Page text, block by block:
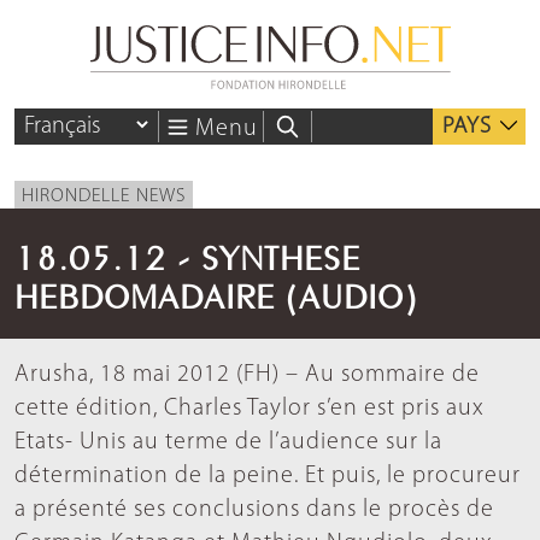
Menu PAYS
HIRONDELLE NEWS
18.05.12 - SYNTHESE
HEBDOMADAIRE (AUDIO)
Arusha, 18 mai 2012 (FH) – Au sommaire de
cette édition, Charles Taylor s’en est pris aux
Etats- Unis au terme de l’audience sur la
détermination de la peine. Et puis, le procureur
a présenté ses conclusions dans le procès de